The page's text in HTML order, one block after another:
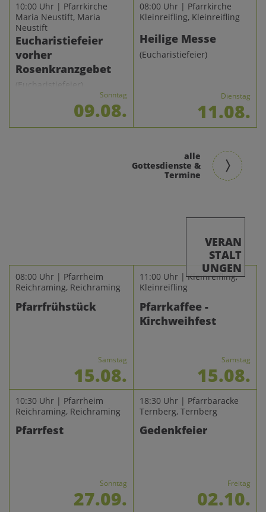
10:00 Uhr | Pfarrkirche
Maria Neustift, Maria
Neustift
Eucharistiefeier
vorher
Rosenkranzgebet
(Eucharistiefeier)
Sonntag
09.08.
08:00 Uhr | Pfarrkirche
Kleinreifling, Kleinreifling
Heilige Messe
(Eucharistiefeier)
Dienstag
11.08.
alle
Gottesdienste &
Termine
VERAN
STALT
UNGEN
08:00 Uhr | Pfarrheim
Reichraming, Reichraming
Pfarrfrühstück
Samstag
15.08.
11:00 Uhr | Kleinreifling,
Kleinreifling
Pfarrkaffee -
Kirchweihfest
Samstag
15.08.
10:30 Uhr | Pfarrheim
Reichraming, Reichraming
Pfarrfest
Sonntag
27.09.
18:30 Uhr | Pfarrbaracke
Ternberg, Ternberg
Gedenkfeier
Freitag
02.10.